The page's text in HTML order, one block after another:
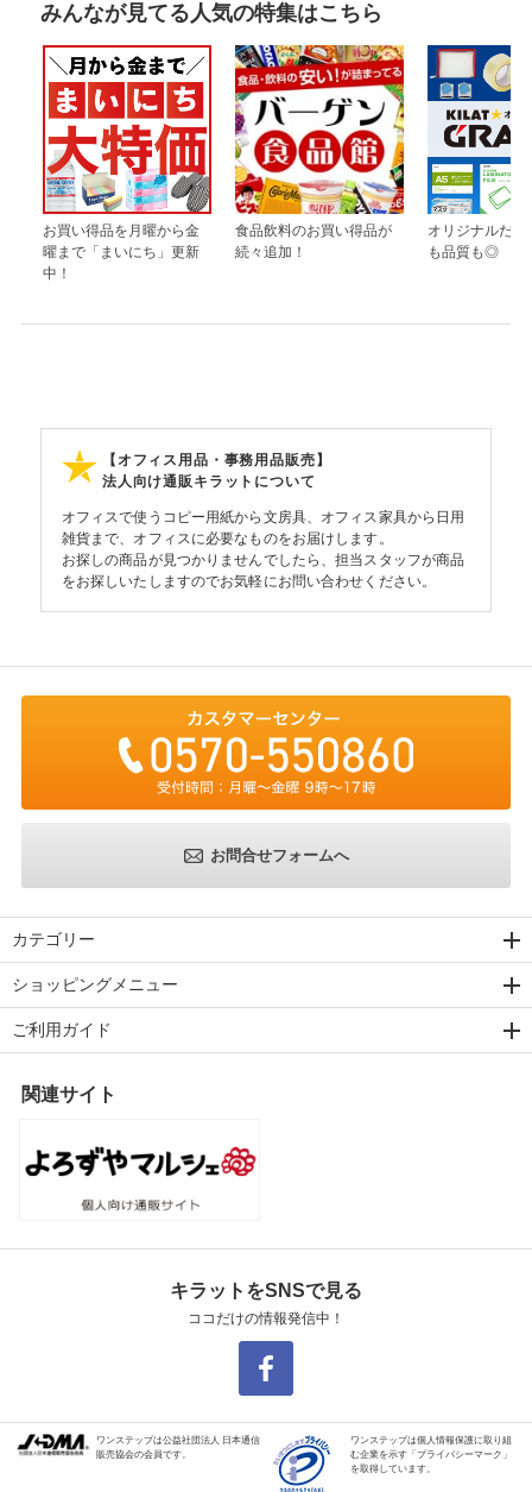
みんなが見てる人気の特集はこちら
お買い得品を月曜から金
曜まで「まいにち」更新
中！
食品飲料のお買い得品が
続々追加！
オリジナルだか
も品質も◎
【オフィス用品・事務用品販売】
法人向け通販キラットについて
オフィスで使うコピー用紙から文房具、オフィス家具から日用
雑貨まで、オフィスに必要なものをお届けします。
お探しの商品が見つかりませんでしたら、担当スタッフが商品
をお探しいたしますのでお気軽にお問い合わせください。
お問合せフォームへ
カテゴリー
ショッピングメニュー
ご利用ガイド
関連サイト
キラットをSNSで見る
ココだけの情報発信中！
ワンステップは公益社団法人 日本通信
販売協会の会員です。
ワンステップは個人情報保護に取り組
む企業を示す「プライバシーマーク」
を取得しています。